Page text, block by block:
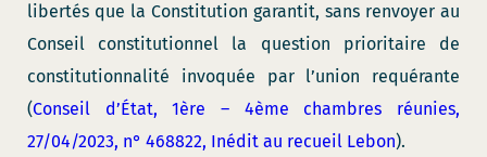
libertés que la Constitution garantit, sans renvoyer au
Conseil constitutionnel la question prioritaire de
constitutionnalité invoquée par l’union requérante
(Conseil d’État, 1ère – 4ème chambres réunies,
27/04/2023, n° 468822, Inédit au recueil Lebon).